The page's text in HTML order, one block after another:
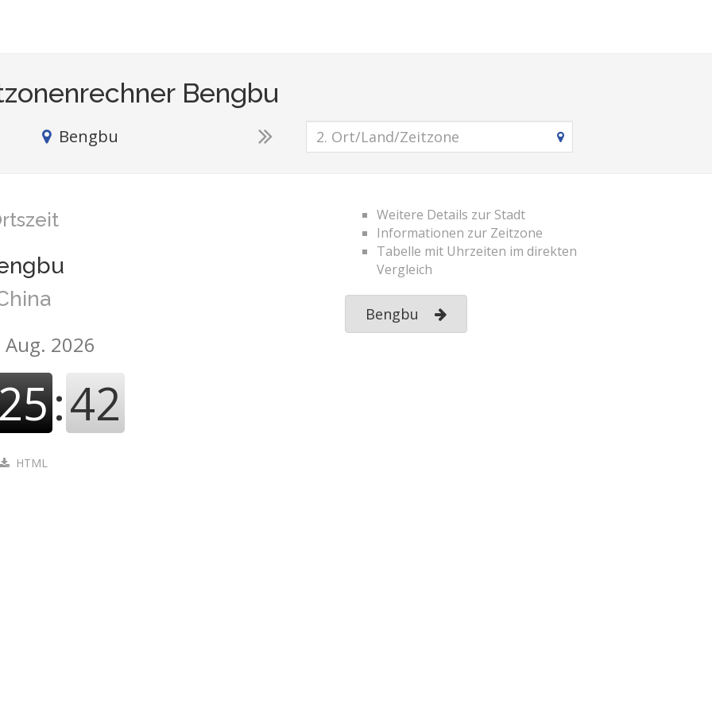
Bengbu
Bengbu
Aug. 2026
:43
HTML
Weitere Details zur Stadt
Informationen zur Zeitzone
Tabelle mit Uhrzeiten im direkten
Vergleich
Bengbu